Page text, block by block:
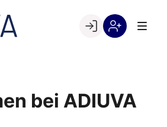
bei ADIUVA